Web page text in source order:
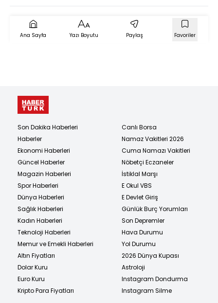
Ana Sayfa Yazı Boyutu Paylaş Favoriler
Son Dakika Haberleri
Haberler
Ekonomi Haberleri
Güncel Haberler
Magazin Haberleri
Spor Haberleri
Dünya Haberleri
Sağlık Haberleri
Kadın Haberleri
Teknoloji Haberleri
Memur ve Emekli Haberleri
Altın Fiyatları
Dolar Kuru
Euro Kuru
Kripto Para Fiyatları
Canlı Borsa
Namaz Vakitleri 2026
Cuma Namazı Vakitleri
Nöbetçi Eczaneler
İstiklal Marşı
E Okul VBS
E Devlet Giriş
Günlük Burç Yorumları
Son Depremler
Hava Durumu
Yol Durumu
2026 Dünya Kupası
Astroloji
Instagram Dondurma
Instagram Silme